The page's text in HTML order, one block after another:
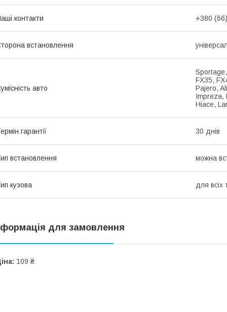
контакти +380
встановлення
авто
FX35,
Pajero,
Impreza,
Hiace,
гарантії 30 днів
встановлення можна
кузова для всіх
для замовлення
109 ₴